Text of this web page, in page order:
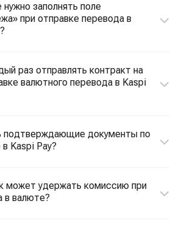
заполнять поле
при отправке перевода в
раз отправлять контракт на
валютного перевода в Kaspi
подтверждающие документы по
Kaspi Pay?
может удержать комиссию при
в валюте?